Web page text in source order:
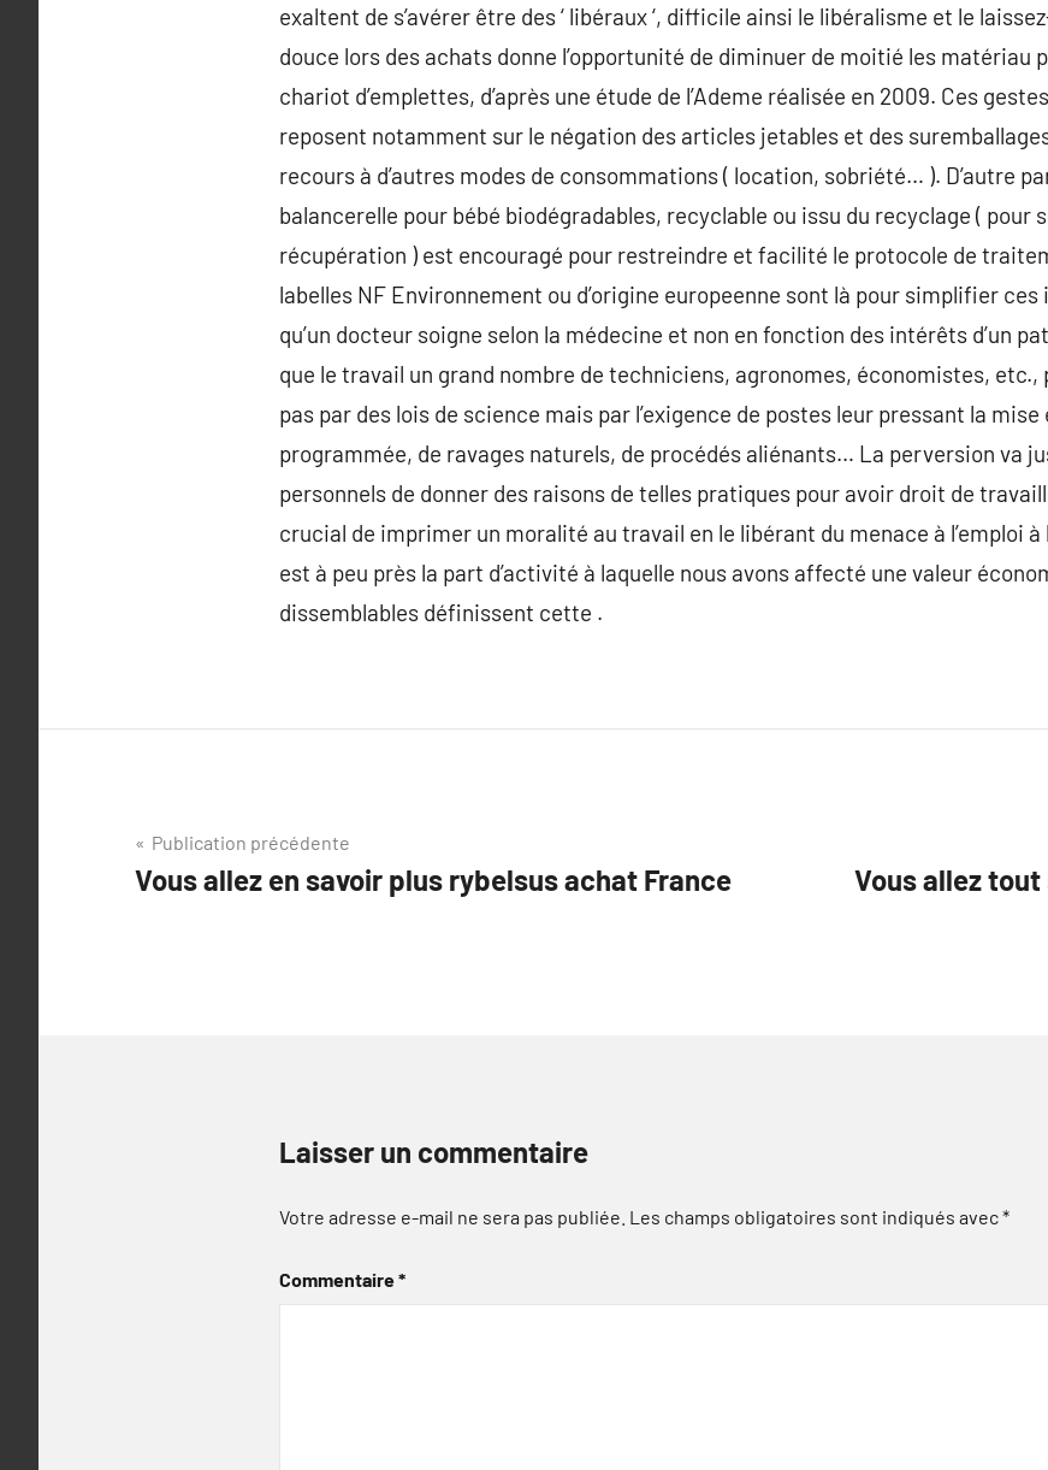
exaltent de s’avérer être des ‘ libéraux ‘, difficile ainsi le libéralisme et le
douce lors des achats donne l’opportunité de diminuer de moitié les matériau
chariot d’emplettes, d’après une étude de l’Ademe réalisée en 2009. Ces
reposent notamment sur le négation des articles jetables et des
recours à d’autres modes de consommations ( location, sobriété… ). D’autre
balancerelle pour bébé biodégradables, recyclable ou issu du recyclage ( pour
récupération ) est encouragé pour restreindre et facilité le protocole de
labelles NF Environnement ou d’origine europeenne sont là pour simplifier
qu’un docteur soigne selon la médecine et non en fonction des intérêts d’un
que le travail un grand nombre de techniciens, agronomes, économistes,
pas par des lois de science mais par l’exigence de postes leur pressant la
programmée, de ravages naturels, de procédés aliénants… La perversion va
personnels de donner des raisons de telles pratiques pour avoir droit de
crucial de imprimer un moralité au travail en le libérant du menace à l’emploi
est à peu près la part d’activité à laquelle nous avons affecté une valeur
dissemblables définissent cette .
Navigation
de
Publication précédente
Vous allez en savoir plus rybelsus achat France
Vous allez
Laisser un commentaire
Votre adresse e-mail ne sera pas publiée. Les champs obligatoires sont indiqués avec*
Commentaire*